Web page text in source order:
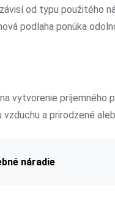
od typu použitého
podlaha ponúka
vytvorenie príjemného
a prirodzené
náradie